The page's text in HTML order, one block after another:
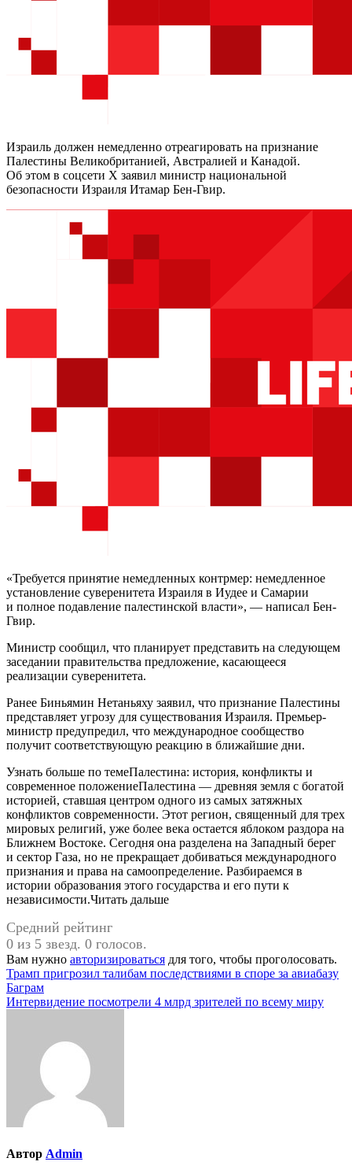
Израиль должен немедленно отреагировать на признание
Палестины Великобританией, Австралией и Канадой.
Об этом в соцсети Х заявил министр национальной
безопасности Израиля Итамар Бен-Гвир.
«Требуется принятие немедленных контрмер: немедленное
установление суверенитета Израиля в Иудее и Самарии
и полное подавление палестинской власти», — написал Бен-
Гвир.
Министр сообщил, что планирует представить на следующем
заседании правительства предложение, касающееся
реализации суверенитета.
Ранее Биньямин Нетаньяху заявил, что признание Палестины
представляет угрозу для существования Израиля. Премьер-
министр предупредил, что международное сообщество
получит соответствующую реакцию в ближайшие дни.
Узнать больше по темеПалестина: история, конфликты и
современное положениеПалестина — древняя земля с богатой
историей, ставшая центром одного из самых затяжных
конфликтов современности. Этот регион, священный для трех
мировых религий, уже более века остается яблоком раздора на
Ближнем Востоке. Сегодня она разделена на Западный берег
и сектор Газа, но не прекращает добиваться международного
признания и права на самоопределение. Разбираемся в
истории образования этого государства и его пути к
независимости.Читать дальше
Средний рейтинг
0 из 5 звезд. 0 голосов.
Вам нужно авторизироваться для того, чтобы проголосовать.
Навигация
по
Трамп пригрозил талибам последствиями в споре за авиабазу
Баграм
Интервидение посмотрели 4 млрд зрителей по всему миру
Автор Admin